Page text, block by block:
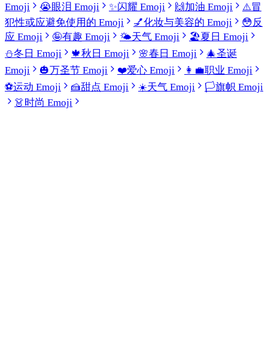
Emoji
😭眼泪 Emoji ✨闪耀 Emoji 🙌加油 Emoji ⚠️冒
犯性或应避免使用的 Emoji
💅化妆与美容的 Emoji 😳反
应 Emoji
🤪有趣 Emoji 🌤️天气 Emoji 🏖️夏日 Emoji
⛄冬日 Emoji 🍁秋日 Emoji 🌸春日 Emoji 🎄圣诞
Emoji
🎃万圣节 Emoji ❤️爱心 Emoji 👩‍💼职业 Emoji
⚽运动 Emoji 🍰甜点 Emoji ☀️天气 Emoji 🏳️旗帜 Emoji
👗时尚 Emoji